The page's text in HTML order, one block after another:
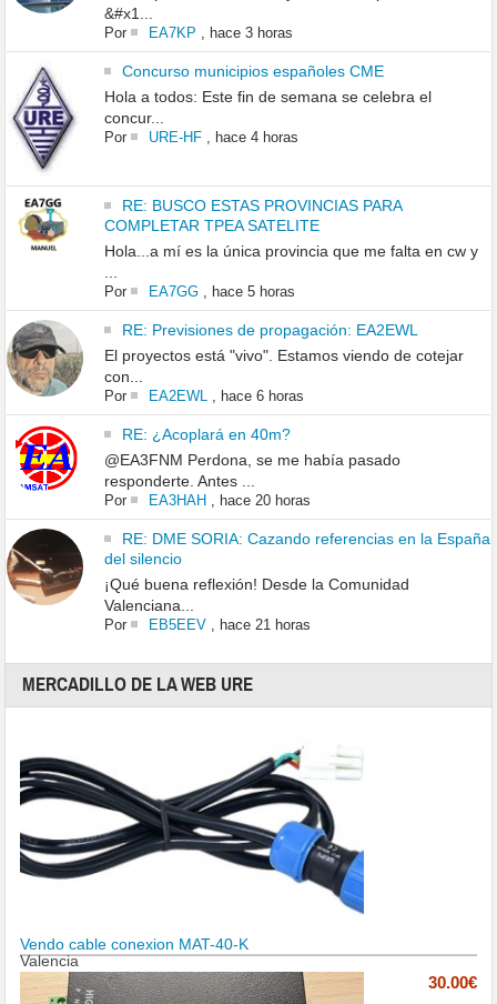
&#x1...
Por EA7KP hace 3 horas
Concurso municipios españoles CME
Hola a todos: Este fin de semana se celebra el
concur...
Por URE-HF, hace 4 horas
RE: BUSCO ESTAS PROVINCIAS PARA
COMPLETAR TPEA SATELITE
Hola...a mí es la única provincia que me falta en cw y
Por EA7GG, hace 5 horas
RE: Previsiones de propagación: EA2EWL
El proyectos está "vivo". Estamos viendo de cotejar
con...
Por EA2EWL, hace 6 horas
RE: ¿Acoplará en 40m?
@EA3FNM Perdona, se me había pasado
responderte. Antes ...
Por EA3HAH , hace 20 horas
RE: DME SORIA: Cazando referencias en la España
del silencio
¡Qué buena reflexión! Desde la Comunidad
Valenciana...
Por EB5EEV, hace 21 horas
MERCADILLO DE LA WEB URE
Vendo cable conexion MAT-40-K
Valencia
30.00€